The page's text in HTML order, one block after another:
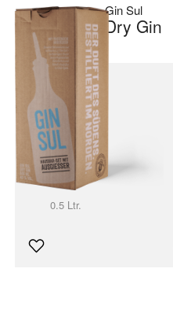
0.5 Ltr.
Gin Sul
Dry Gin